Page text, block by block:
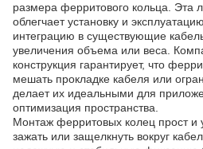
размера ферритового кольца. Эта
облегчает установку и
интеграцию в существующие
увеличения объема или веса.
конструкция гарантирует, что
мешать прокладке кабеля или
делает их идеальными для
оптимизация пространства.
Монтаж ферритовых колец прост
зажать или защелкнуть вокруг